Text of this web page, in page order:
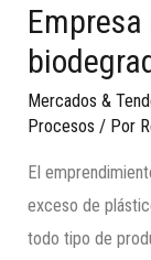
Mercados &
Procesos / Por
El
exceso de
todo tipo de